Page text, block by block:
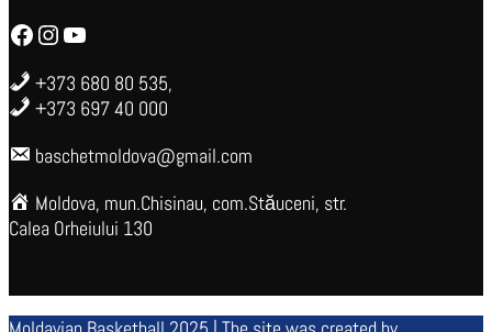
Facebook Instagram YouTube
+373 680 80 535,
+373 697 40 000
baschetmoldova@gmail.com
Moldova, mun.Chisinau, com.Stăuceni, str.
Calea Orheiului 130